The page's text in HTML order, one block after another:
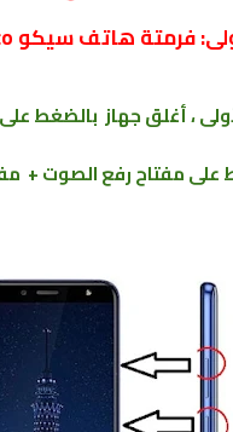
، أغلق جهاز بالضغط
مفتاح رفع الصوت +